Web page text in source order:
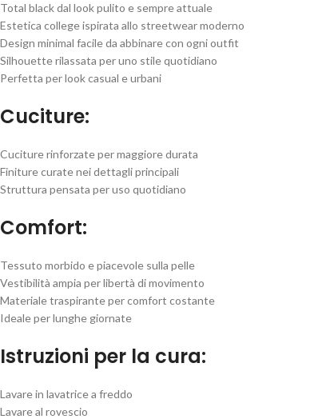
Total black dal look pulito e sempre attuale
Estetica college ispirata allo streetwear moderno
Design minimal facile da abbinare con ogni outfit
Silhouette rilassata per uno stile quotidiano
Perfetta per look casual e urbani
Cuciture:
Cuciture rinforzate per maggiore durata
Finiture curate nei dettagli principali
Struttura pensata per uso quotidiano
Comfort:
Tessuto morbido e piacevole sulla pelle
Vestibilità ampia per libertà di movimento
Materiale traspirante per comfort costante
Ideale per lunghe giornate
Istruzioni per la cura:
Lavare in lavatrice a freddo
Lavare al rovescio